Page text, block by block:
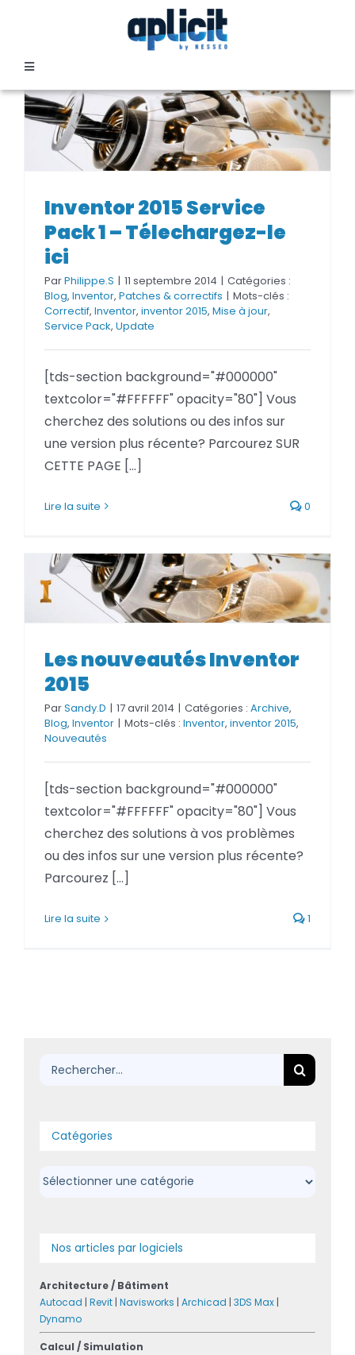
Toggle
Navigation
SECTEURS
FORMATION
SERVICES
TEMOIGNAGES
EVENEMENTS
SOCIETE
Rechercher:
Inventor 2015 Service Pack 1 –
Télechargez-le ici
Inventor 2015 Service
Pack 1 – Télechargez-le
ici
ParPhilippe.S | 11 septembre 2014 | Catégories :
Blog, Inventor, Patches & correctifs | Mots-clés :
Correctif, Inventor, inventor 2015, Mise à jour,
Service Pack, Update
[tds-section background="#000000"
textcolor="#FFFFFF" opacity="80"] Vous
cherchez des solutions ou des infos sur
une version plus récente? Parcourez SUR
CETTE PAGE [...]
Lire la suite 0
Les nouveautés Inventor 2015
Les nouveautés Inventor
2015
ParSandy.D | 17 avril 2014 | Catégories : Archive,
Blog, Inventor | Mots-clés : Inventor, inventor 2015,
Nouveautés
[tds-section background="#000000"
textcolor="#FFFFFF" opacity="80"] Vous
cherchez des solutions à vos problèmes
ou des infos sur une version plus récente?
Parcourez [...]
Lire la suite 1
Rechercher:
Catégories
Catégories
Nos articles par logiciels
Architecture / Bâtiment
Autocad Revit Navisworks Archicad 3DS Max
Dynamo
Calcul / Simulation